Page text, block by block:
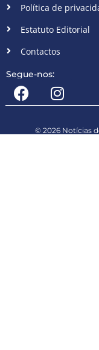
Política de
Estatuto Editorial
Contactos
Segue-nos:
© 2026 Notícias